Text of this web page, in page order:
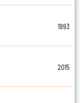
1993
2015